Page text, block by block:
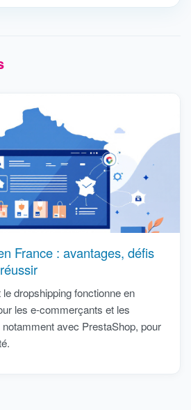
France : avantages, défis
dropshipping fonctionne en
les e-commerçants et les
avec PrestaShop, pour